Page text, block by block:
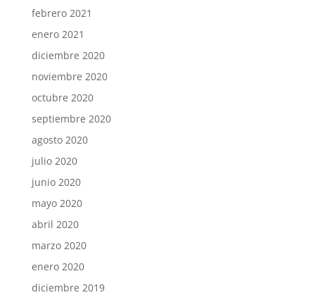
febrero 2021
enero 2021
diciembre 2020
noviembre 2020
octubre 2020
septiembre 2020
agosto 2020
julio 2020
junio 2020
mayo 2020
abril 2020
marzo 2020
enero 2020
diciembre 2019